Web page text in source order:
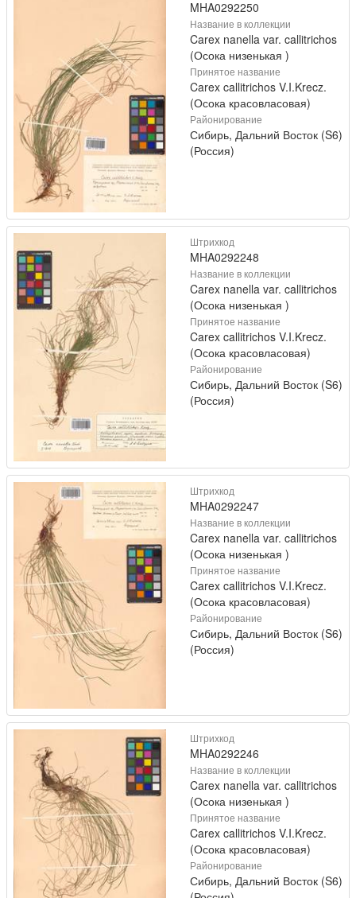
MHA0292250
Название в коллекции
Carex nanella var. callitrichos
(Осока низенькая )
Принятое название
Carex callitrichos V.I.Krecz.
(Осока красовласовая)
Районирование
Сибирь, Дальний Восток (S6)
(Россия)
Штрихкод
MHA0292248
Название в коллекции
Carex nanella var. callitrichos
(Осока низенькая )
Принятое название
Carex callitrichos V.I.Krecz.
(Осока красовласовая)
Районирование
Сибирь, Дальний Восток (S6)
(Россия)
Штрихкод
MHA0292247
Название в коллекции
Carex nanella var. callitrichos
(Осока низенькая )
Принятое название
Carex callitrichos V.I.Krecz.
(Осока красовласовая)
Районирование
Сибирь, Дальний Восток (S6)
(Россия)
Штрихкод
MHA0292246
Название в коллекции
Carex nanella var. callitrichos
(Осока низенькая )
Принятое название
Carex callitrichos V.I.Krecz.
(Осока красовласовая)
Районирование
Сибирь, Дальний Восток (S6)